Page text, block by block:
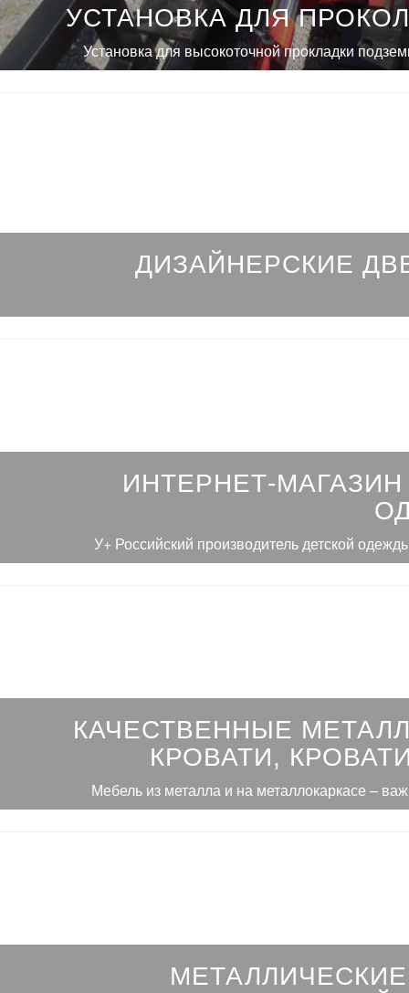
УСТАНОВКА ДЛЯ
Установка для высокоточной прокладки
ДИЗАЙНЕРСКИЕ
ИНТЕРНЕТ-
У+ Российский производитель детской
КАЧЕСТВЕННЫЕ
КРОВАТИ,
Мебель из металла и на металлокаркасе –